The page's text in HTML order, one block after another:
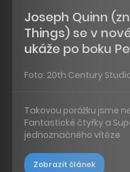
Joseph Quinn
Things) se v
ukáže po boku
Foto: 20th Century
Takovou porážku jsme
Fantastické čtyřky a
jednoznačného vítěze
Zobrazit článek